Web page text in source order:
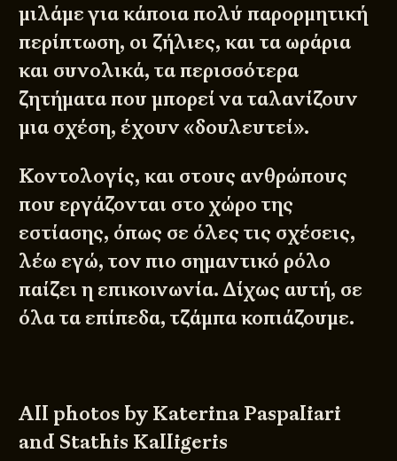
μιλάμε για κάποια πολύ παρορμητική
περίπτωση, οι ζήλιες, και τα ωράρια
και συνολικά, τα περισσότερα
ζητήματα που μπορεί να ταλανίζουν
μια σχέση, έχουν «δουλευτεί».
Κοντολογίς, και στους ανθρώπους
που εργάζονται στο χώρο της
εστίασης, όπως σε όλες τις σχέσεις,
λέω εγώ, τον πιο σημαντικό ρόλο
παίζει η επικοινωνία. Δίχως αυτή, σε
όλα τα επίπεδα, τζάμπα κοπιάζουμε.
All photos by Katerina Paspaliari
and Stathis Kalligeris